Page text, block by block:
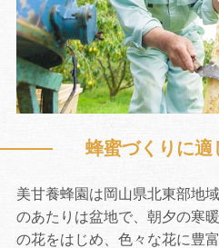
お買い物を続ける
蜂蜜づくりに適
美甘養蜂園は岡山県北東部地
のあたりは盆地で、朝夕の寒
の花をはじめ、色々な花に豊